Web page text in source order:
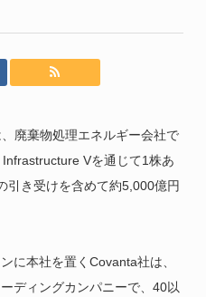
廃棄物処理エネルギー会社で
Vを通じて1株あ
引き受けを含めて約5,000億円
に本社を置くCovanta社は、
ディングカンパニーで、40以